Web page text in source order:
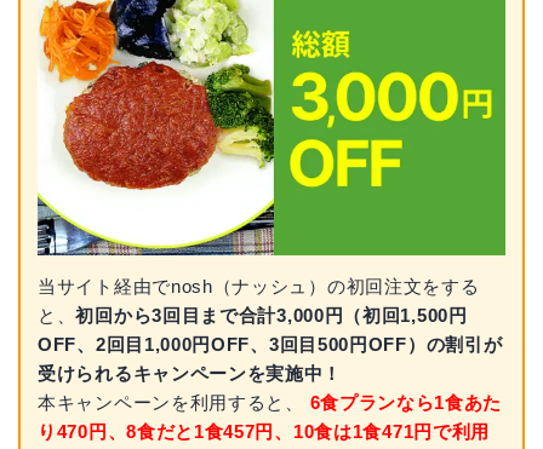
当サイト経由でnosh（ナッシュ）の初回注文をする
と、初回から3回目まで合計3,000円（初回1,500円
OFF、2回目1,000円OFF、3回目500円OFF）の割引が
受けられるキャンペーンを実施中！
本キャンペーンを利用すると、 6食プランなら1食あた
り470円、8食だと1食457円、10食は1食471円で利用